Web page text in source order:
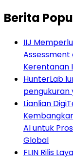
Berita
IIJ
Assessment
Kerentanan
HunterLab
pengukuran
Lianlian
AI untuk
Global
FLIN Rilis